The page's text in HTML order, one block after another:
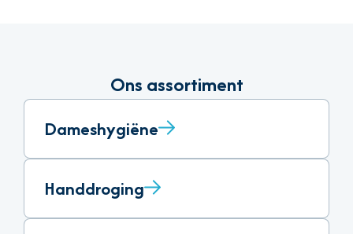
Ons assortiment
Dameshygiëne
Handdroging